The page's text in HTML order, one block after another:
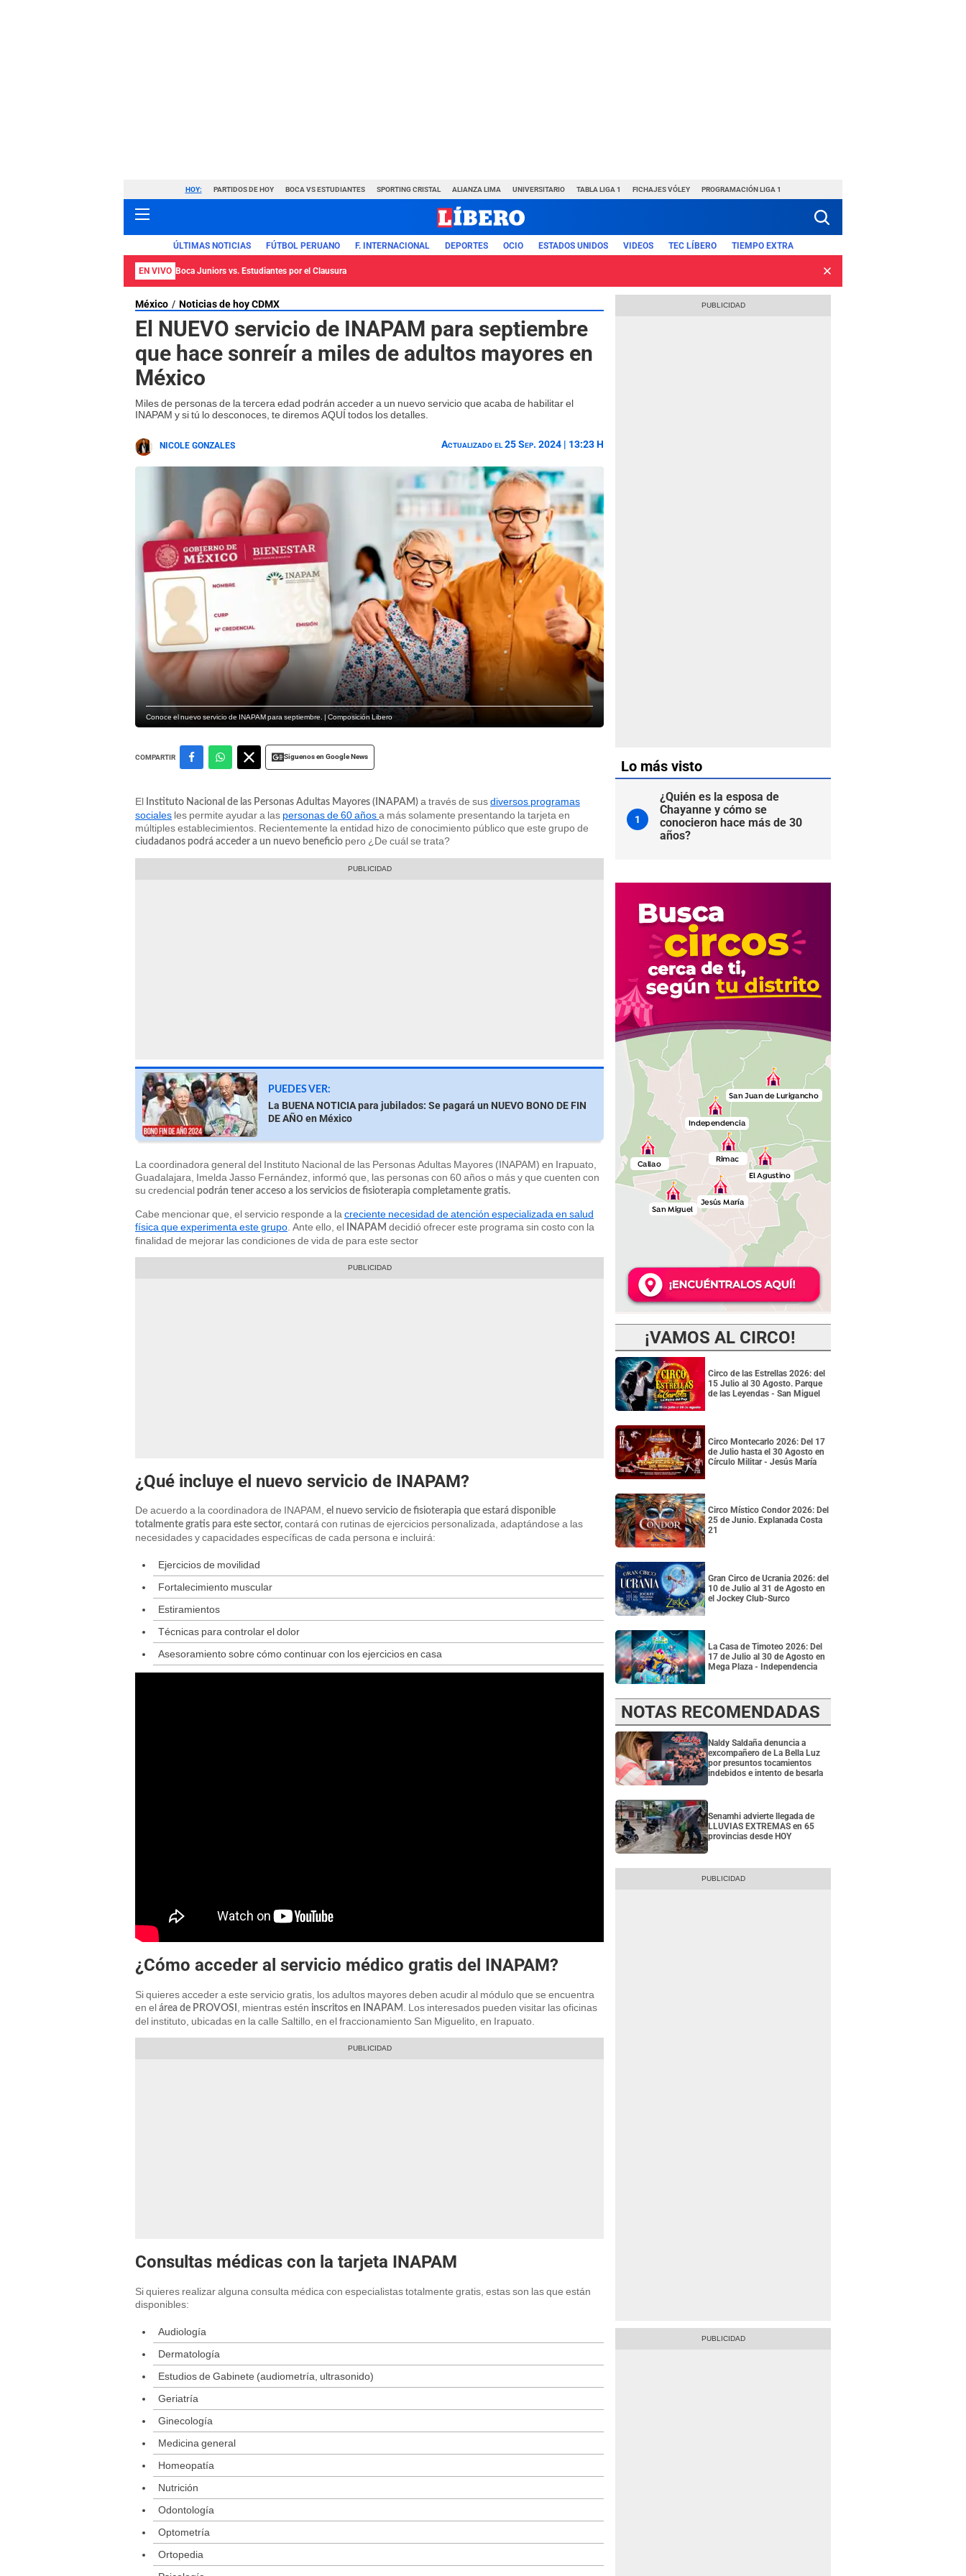
HOY: PARTIDOS DE HOY BOCA VS ESTUDIANTES SPORTING CRISTAL ALIANZA LIMA UNIVERSITARIO TABLA LIGA 1 FICHAJES VÓLEY PROGRAMACIÓN LIGA 1
ÚLTIMAS NOTICIAS FÚTBOL PERUANO F. INTERNACIONAL DEPORTES OCIO ESTADOS UNIDOS VIDEOS TEC LÍBERO TIEMPO EXTRA
EN VIVO Boca Juniors vs. Estudiantes por el Clausura
México Noticias de hoy CDMX
El NUEVO servicio de INAPAM para septiembre
que hace sonreír a miles de adultos mayores en
México
Miles de personas de la tercera edad podrán acceder a un nuevo servicio que acaba de habilitar el
INAPAM y si tú lo desconoces, te diremos AQUÍ todos los detalles.
NICOLE GONZALES Actualizado el 25 Sep. 2024 | 13:23 H
Conoce el nuevo servicio de INAPAM para septiembre. | Composición Libero
COMPARTIR Siguenos en Google News
El Instituto Nacional de las Personas Adultas Mayores (INAPAM) a través de susdiversos programas
sociales les permite ayudar a las personas de 60 añosa más solamente presentando la tarjeta en
múltiples establecimientos. Recientemente la entidad hizo de conocimiento público que este grupo de
ciudadanos podrá acceder a un nuevo beneficio pero ¿De cuál se trata?
PUEDES VER:
La BUENA NOTICIA para jubilados: Se pagará un NUEVO BONO DE FIN
DE AÑO en México
La coordinadora general del Instituto Nacional de las Personas Adultas Mayores (INAPAM) en Irapuato,
Guadalajara, Imelda Jasso Fernández, informó que, las personas con 60 años o más y que cuenten con
su credencial podrán tener acceso a los servicios de fisioterapia completamente gratis.
Cabe mencionar que, el servicio responde a la creciente necesidad de atención especializada en salud
física que experimenta este grupo . Ante ello, el INAPAM decidió ofrecer este programa sin costo con la
finalidad de mejorar las condiciones de vida de para este sector
¿Qué incluye el nuevo servicio de INAPAM?
De acuerdo a la coordinadora de INAPAM, el nuevo servicio de fisioterapia que estará disponible
totalmente gratis para este sector, contará con rutinas de ejercicios personalizada, adaptándose a las
necesidades y capacidades específicas de cada persona e incluirá:
Ejercicios de movilidad
Fortalecimiento muscular
Estiramientos
Técnicas para controlar el dolor
Asesoramiento sobre cómo continuar con los ejercicios en casa
¿Cómo acceder al servicio médico gratis del INAPAM?
Si quieres acceder a este servicio gratis, los adultos mayores deben acudir al módulo que se encuentra
en el área de PROVOSI , mientras estén inscritos en INAPAM . Los interesados pueden visitar las oficinas
del instituto, ubicadas en la calle Saltillo, en el fraccionamiento San Miguelito, en Irapuato.
Consultas médicas con la tarjeta INAPAM
Si quieres realizar alguna consulta médica con especialistas totalmente gratis, estas son las que están
disponibles:
Audiología
Dermatología
Estudios de Gabinete (audiometría, ultrasonido)
Geriatría
Ginecología
Medicina general
Homeopatía
Nutrición
Odontología
Optometría
Ortopedia
Lo más visto
1
¿Quién es la esposa de
Chayanne y cómo se
conocieron hace más de 30
años?
¡VAMOS AL CIRCO!
Circo de las Estrellas 2026: del
15 Julio al 30 Agosto. Parque
de las Leyendas - San Miguel
Circo Montecarlo 2026: Del 17
de Julio hasta el 30 Agosto en
Círculo Militar - Jesús María
Circo Místico Condor 2026: Del
25 de Junio. Explanada Costa
21
Gran Circo de Ucrania 2026: del
10 de Julio al 31 de Agosto en
el Jockey Club-Surco
La Casa de Timoteo 2026: Del
17 de Julio al 30 de Agosto en
Mega Plaza - Independencia
NOTAS RECOMENDADAS
Naldy Saldaña denuncia a
excompañero de La Bella Luz
por presuntos tocamientos
indebidos e intento de besarla
Senamhi advierte llegada de
LLUVIAS EXTREMAS en 65
provincias desde HOY